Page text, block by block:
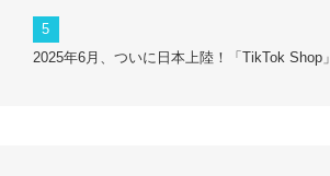
2025年6月、ついに日本上陸！「TikTok Shop